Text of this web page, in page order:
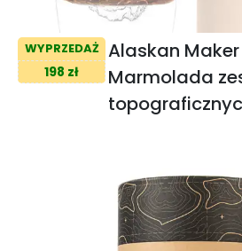
WYPRZEDAŻ
198 zł
Alaskan
Marmolada